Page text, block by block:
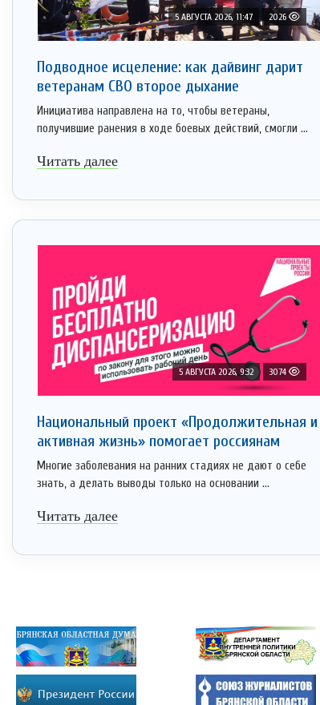
5 АВГУСТА 2026, 11:47 2026
Подводное исцеление: как дайвинг дарит
ветеранам СВО второе дыхание
Инициатива направлена на то, чтобы ветераны,
получившие ранения в ходе боевых действий, смогли ...
Читать далее
5 АВГУСТА 2026, 9:32 3074
Национальный проект «Продолжительная и
активная жизнь» помогает россиянам
Многие заболевания на ранних стадиях не дают о себе
знать, а делать выводы только на основании ...
Читать далее